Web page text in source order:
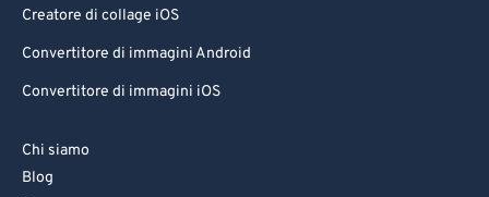
Creatore di collage iOS
Convertitore di immagini Android
Convertitore di immagini iOS
Chi siamo
Blog